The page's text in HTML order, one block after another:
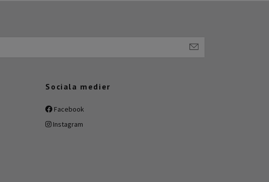
Sociala medier
Facebook
Instagram